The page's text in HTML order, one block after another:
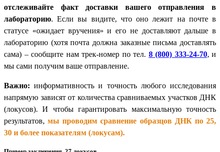
отслеживайте факт доставки вашего отправления в
лабораторию. Если вы видите, что оно лежит на почте в
статусе «ожидает вручения» и его не доставляют дальше в
лабораторию (хотя почта должна заказные письма доставлять
сама) – сообщите нам трек-номер по тел. 8 (800) 333-24-70, и
мы сами получим ваше отправление.
Важно: информативность и точность любого исследования
напрямую зависят от количества сравниваемых участков ДНК
(локусов). И чтобы гарантировать максимальную точность
результатов,мы проводим сравнение образцов ДНК по 25,
30 и более показателям (локусам).